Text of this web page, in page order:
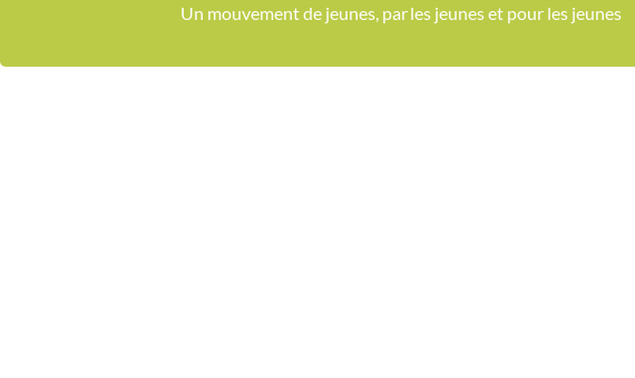
Un mouvement de jeunes, par les jeunes et pour les jeunes